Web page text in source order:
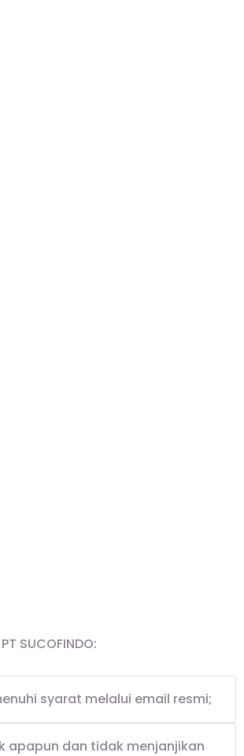
SUCOFINDO:
syarat melalui email resmi;
apapun dan tidak menjanjikan